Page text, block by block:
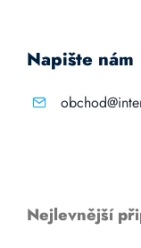
Napište nám
Nejlevnější